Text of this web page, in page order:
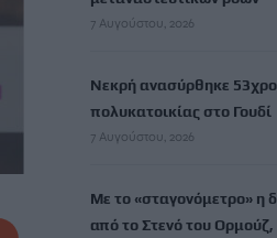
7 Αυγούστου, 2026
Νεκρή ανασύρθηκε
πολυκατοικίας στο Γουδί
7 Αυγούστου, 2026
Με το «σταγονόμετρο» η
από το Στενό του Ορμούζ,